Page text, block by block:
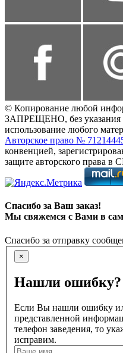
© Копирование любой
ЗАПРЕЩЕНО, без указания
использование любого
Авторское право №
конвенцией,
защите авторского права
Спасибо за Ваш заказ!
Мы свяжемся с Вами в
Спасибо за отправку
×
Нашли ошибку?
Если Вы нашли ошибку
представленной
телефон заведения, то
исправим.